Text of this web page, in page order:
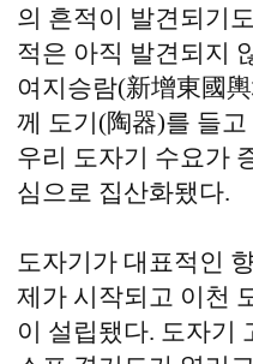
의 흔적이 발견되기
적은 아직 발견되지
여지승람(新增東國
께 도기(陶器)를 들
우리 도자기 수요가
심으로 집산화됐다.
도자기가 대표적인
제가 시작되고 이천
이 설립됐다. 도자기